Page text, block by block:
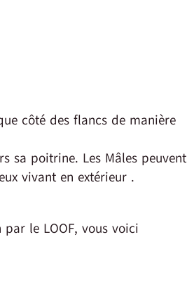
côté des flancs de manière
sa poitrine. Les Mâles peuvent
vivant en extérieur .
le LOOF, vous voici